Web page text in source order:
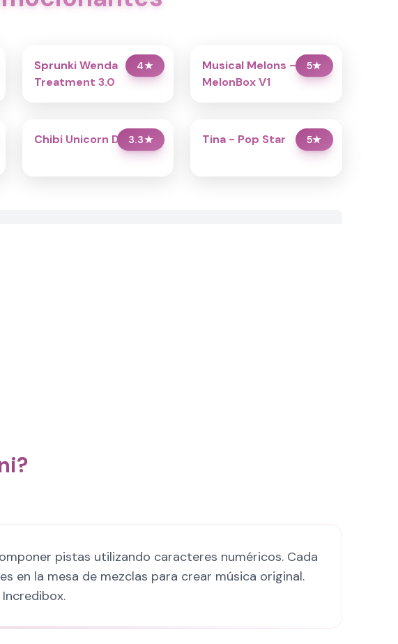
4★
Sprunki Wenda
Treatment 3.0
5★
Musical Melons –
MelonBox V1
3.3★
Chibi Unicorn Dress Up 5★
Tina - Pop Star
pistas utilizando caracteres numéricos. Cada
en la mesa de mezclas para crear música original.